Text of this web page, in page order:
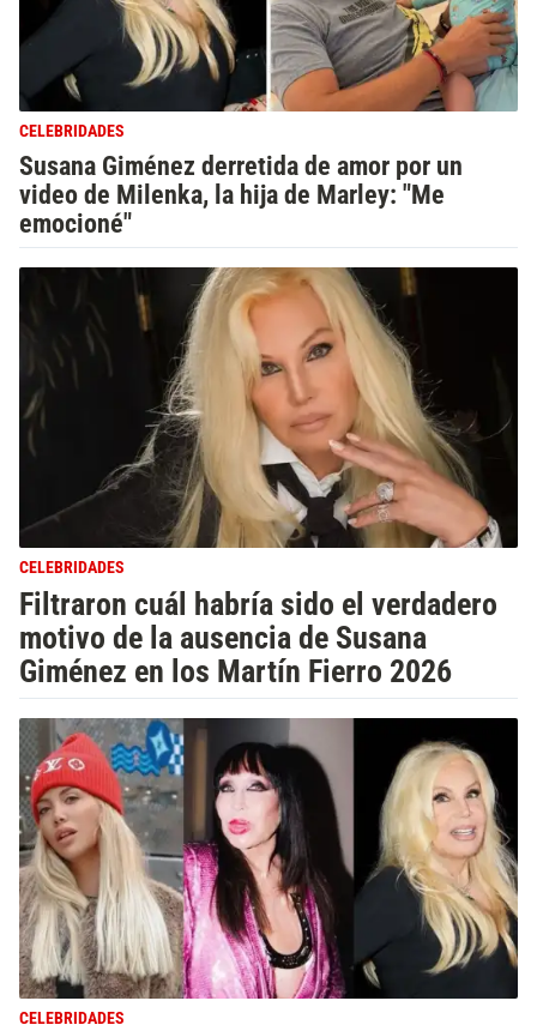
CELEBRIDADES
Susana Giménez derretida de amor por un
video de Milenka, la hija de Marley: "Me
emocioné"
CELEBRIDADES
Filtraron cuál habría sido el verdadero
motivo de la ausencia de Susana
Giménez en los Martín Fierro 2026
CELEBRIDADES